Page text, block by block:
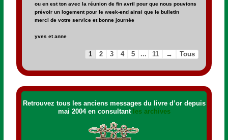
ou en est ton avec la réunion de fin avril pour que nous pouvions
prévoir un logement pour le week-end ainsi que le bulletin
merci de votre service et bonne journée
yves et anne
1 2 3 4 5 ... 11 → Tous
Retrouvez tous les anciens messages du livre d’or depuis
mai 2004 en consultant les archives